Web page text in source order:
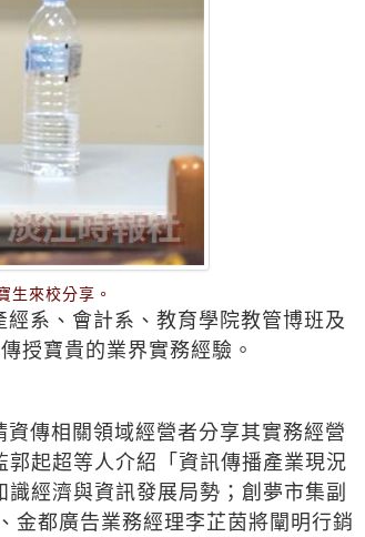
生來校分享。
系、會計系、教育學院教管博班及
授寶貴的業界實務經驗。
傳相關領域經營者分享其實務經營
起超等人介紹「資訊傳播產業現況
經濟與資訊發展局勢；創夢市集副
金都廣告業務經理李芷茵將闡明行銷